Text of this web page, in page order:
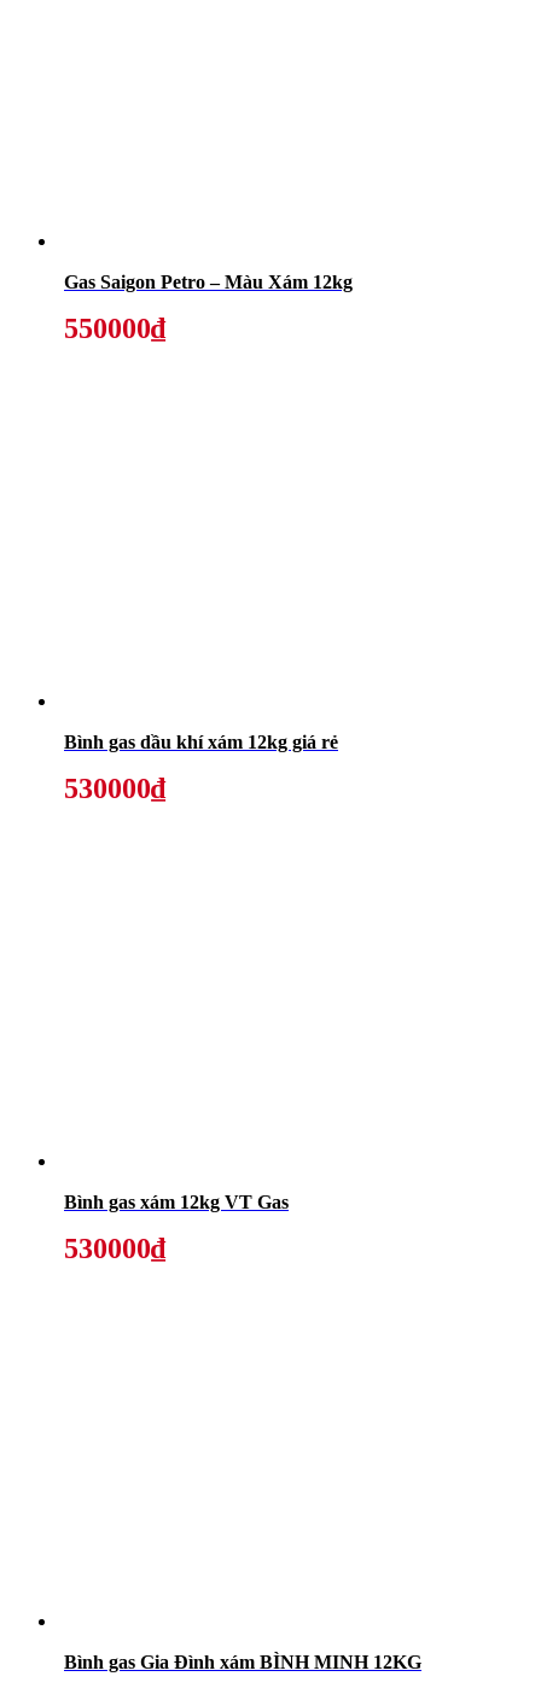
Gas Saigon Petro – Màu Xám 12kg
550000₫
Bình gas dầu khí xám 12kg giá rẻ
530000₫
Bình gas xám 12kg VT Gas
530000₫
Bình gas Gia Đình xám BÌNH MINH 12KG